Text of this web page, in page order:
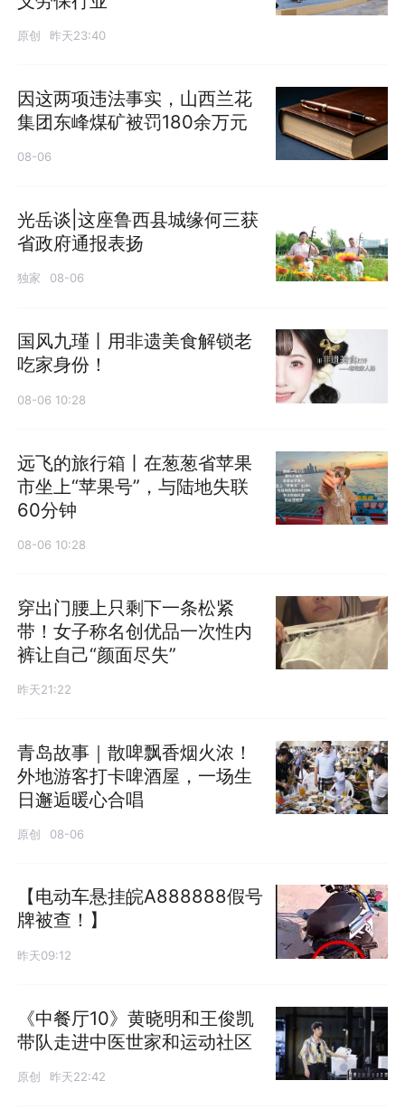
原创 昨天23:40
因这两项违法事实，山西兰花
集团东峰煤矿被罚180余万元
08-06
光岳谈|这座鲁西县城缘何三获
省政府通报表扬
独家 08-06
国风九瑾丨用非遗美食解锁老
吃家身份！
08-06 10:28
远飞的旅行箱丨在葱葱省苹果
市坐上“苹果号”，与陆地失联
60分钟
08-06 10:28
穿出门腰上只剩下一条松紧
带！女子称名创优品一次性内
裤让自己“颜面尽失”
昨天21:22
青岛故事｜散啤飘香烟火浓！
外地游客打卡啤酒屋，一场生
日邂逅暖心合唱
原创 08-06
【电动车悬挂皖A888888假号
牌被查！】
昨天09:12
《中餐厅10》黄晓明和王俊凯
带队走进中医世家和运动社区
原创 昨天22:42